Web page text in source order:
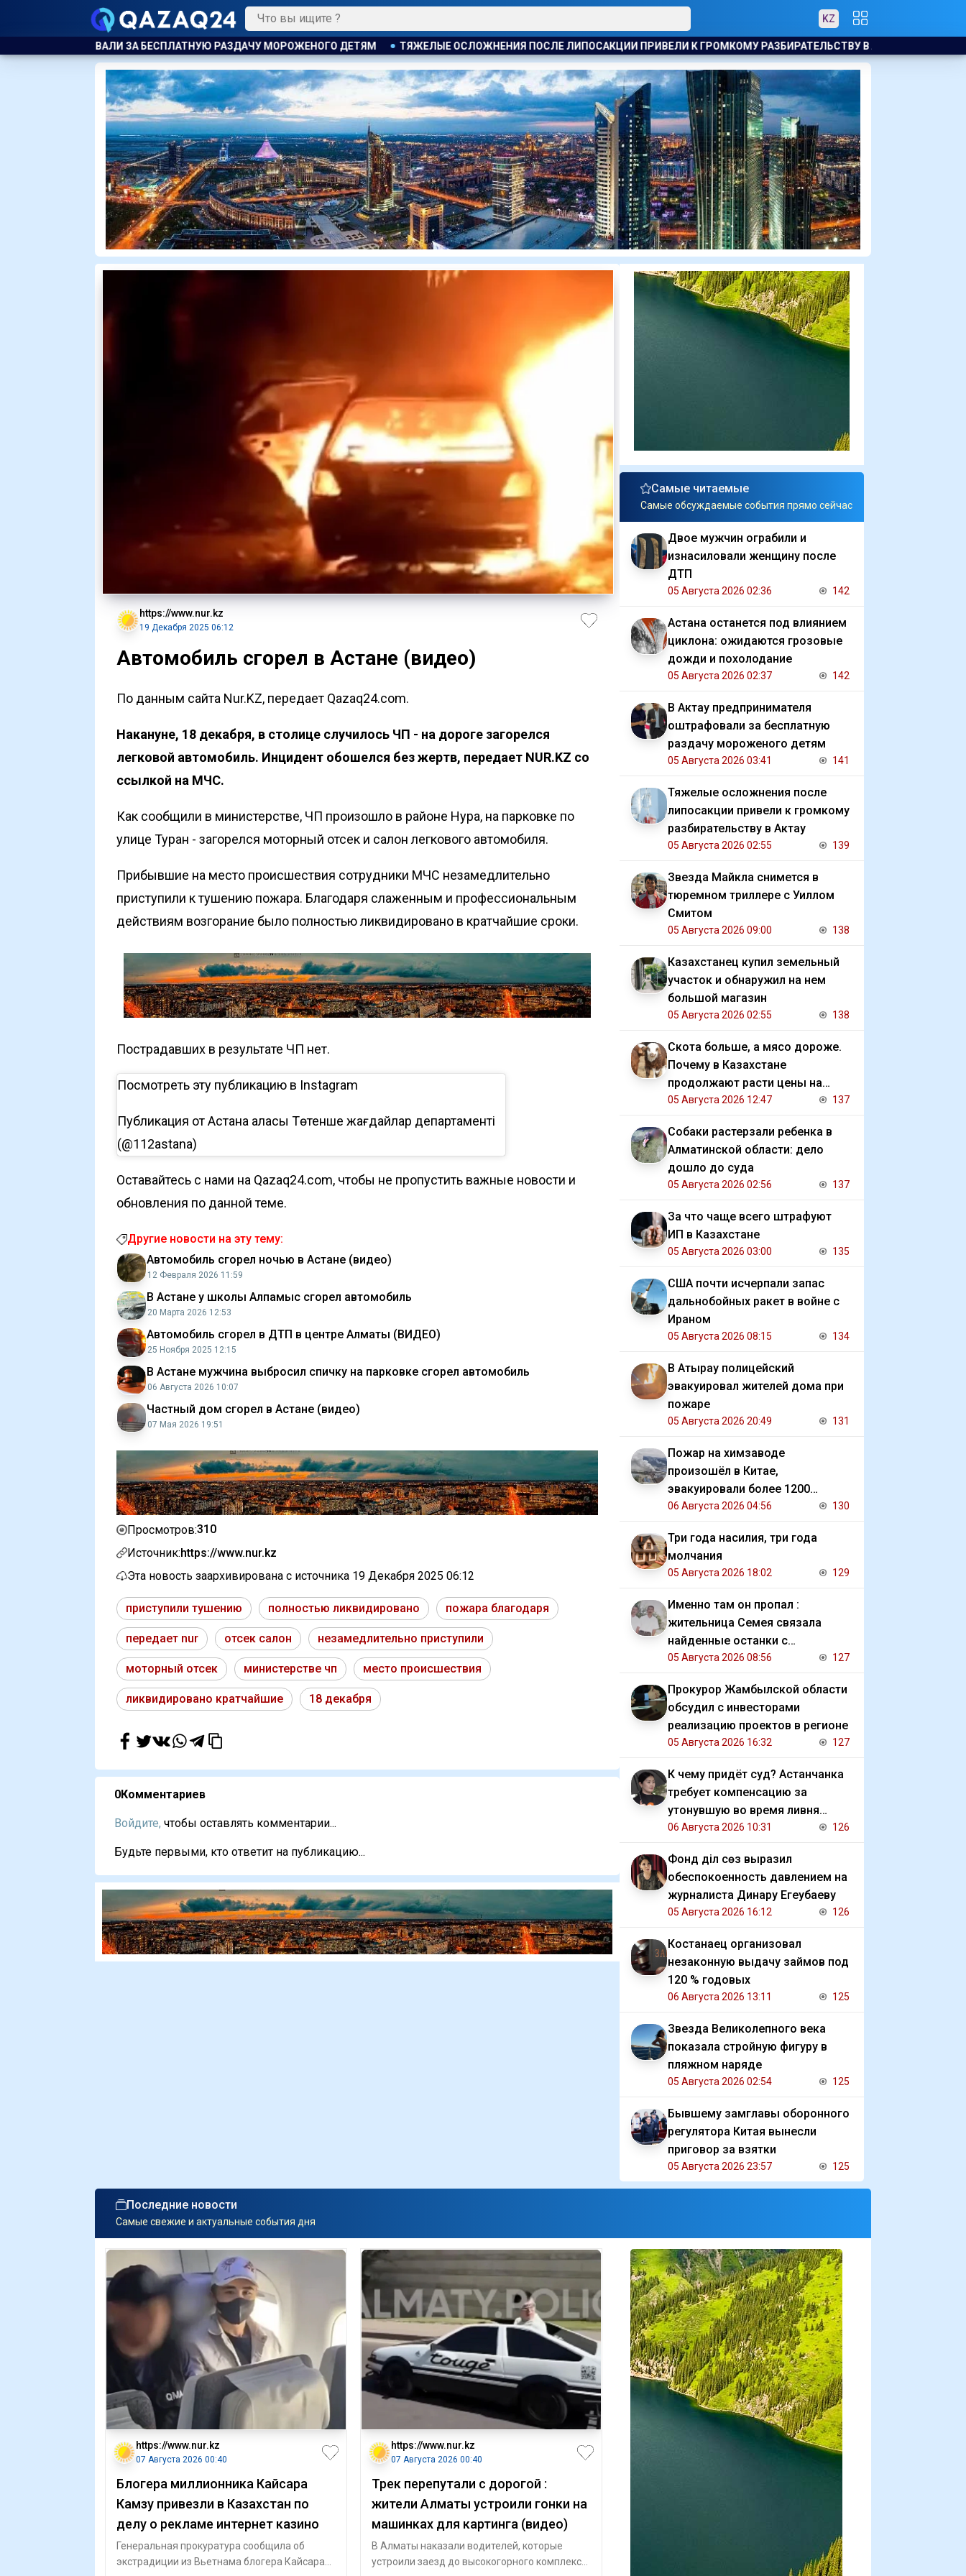
KZ
РАЗДАЧУ МОРОЖЕНОГО ДЕТЯМ ТЯЖЕЛЫЕ ОСЛОЖНЕНИЯ ПОСЛЕ ЛИПОСАКЦИИ ПРИВЕЛИ К ГРОМКОМУ РАЗБИРАТЕЛЬСТВУ В АКТАУ ЗВЕЗДА МАЙКЛА СНИМЕТСЯ В ТЮРЕМНОМ
https://www.nur.kz
19 Декабря 2025 06:12
Автомобиль сгорел в Астане (видео)
По данным сайта Nur.KZ, передает Qazaq24.com.
Накануне, 18 декабря, в столице случилось ЧП - на дороге загорелся
легковой автомобиль. Инцидент обошелся без жертв, передает NUR.KZ со
ссылкой на МЧС.
Как сообщили в министерстве, ЧП произошло в районе Нура, на парковке по
улице Туран - загорелся моторный отсек и салон легкового автомобиля.
Прибывшие на место происшествия сотрудники МЧС незамедлительно
приступили к тушению пожара. Благодаря слаженным и профессиональным
действиям возгорание было полностью ликвидировано в кратчайшие сроки.
Пострадавших в результате ЧП нет.
Посмотреть эту публикацию в Instagram
Публикация от Астана қаласы Төтенше жағдайлар департаменті
(@112astana)
Оставайтесь с нами на Qazaq24.com, чтобы не пропустить важные новости и
обновления по данной теме.
Другие новости на эту тему:
Автомобиль сгорел ночью в Астане (видео)
12 Февраля 2026 11:59
В Астане у школы Алпамыс сгорел автомобиль
20 Марта 2026 12:53
Автомобиль сгорел в ДТП в центре Алматы (ВИДЕО)
25 Ноября 2025 12:15
В Астане мужчина выбросил спичку на парковке сгорел автомобиль
06 Августа 2026 10:07
Частный дом сгорел в Астане (видео)
07 Мая 2026 19:51
Просмотров:310
Источник:https://www.nur.kz
Эта новость заархивирована с источника 19 Декабря 2025 06:12
приступили тушению полностью ликвидировано пожара благодаря
передает nur отсек салон незамедлительно приступили
моторный отсек министерстве чп место происшествия
ликвидировано кратчайшие 18 декабря
0Комментариев
Войдите, чтобы оставлять комментарии...
Будьте первыми, кто ответит на публикацию...
Самые читаемые
Самые обсуждаемые события прямо сейчас
Двое мужчин ограбили и
изнасиловали женщину после
ДТП
05 Августа 2026 02:36 142
Астана останется под влиянием
циклона: ожидаются грозовые
дожди и похолодание
05 Августа 2026 02:37 142
В Актау предпринимателя
оштрафовали за бесплатную
раздачу мороженого детям
05 Августа 2026 03:41 141
Тяжелые осложнения после
липосакции привели к громкому
разбирательству в Актау
05 Августа 2026 02:55 139
Звезда Майкла снимется в
тюремном триллере с Уиллом
Смитом
05 Августа 2026 09:00 138
Казахстанец купил земельный
участок и обнаружил на нем
большой магазин
05 Августа 2026 02:55 138
Скота больше, а мясо дороже.
Почему в Казахстане
продолжают расти цены на
баранину и конину
05 Августа 2026 12:47 137
Собаки растерзали ребенка в
Алматинской области: дело
дошло до суда
05 Августа 2026 02:56 137
За что чаще всего штрафуют
ИП в Казахстане
05 Августа 2026 03:00 135
США почти исчерпали запас
дальнобойных ракет в войне с
Ираном
05 Августа 2026 08:15 134
В Атырау полицейский
эвакуировал жителей дома при
пожаре
05 Августа 2026 20:49 131
Пожар на химзаводе
произошёл в Китае,
эвакуировали более 1200
человек
06 Августа 2026 04:56 130
Три года насилия, три года
молчания
05 Августа 2026 18:02 129
Именно там он пропал :
жительница Семея связала
найденные останки с
исчезновением отца
05 Августа 2026 08:56 127
Прокурор Жамбылской области
обсудил с инвесторами
реализацию проектов в регионе
05 Августа 2026 16:32 127
К чему придёт суд? Астанчанка
требует компенсацию за
утонувшую во время ливня
иномарку
06 Августа 2026 10:31 126
Фонд Әділ сөз выразил
обеспокоенность давлением на
журналиста Динару Егеубаеву
05 Августа 2026 16:12 126
Костанаец организовал
незаконную выдачу займов под
120 % годовых
06 Августа 2026 13:11 125
Звезда Великолепного века
показала стройную фигуру в
пляжном наряде
05 Августа 2026 02:54 125
Бывшему замглавы оборонного
регулятора Китая вынесли
приговор за взятки
05 Августа 2026 23:57 125
Последние новости
Самые свежие и актуальные события дня
https://www.nur.kz
07 Августа 2026 00:40
Блогера миллионника Кайсара
Камзу привезли в Казахстан по
делу о рекламе интернет казино
Генеральная прокуратура сообщила об
экстрадиции из Вьетнама блогера Кайсара
https://www.nur.kz
07 Августа 2026 00:40
Трек перепутали с дорогой :
жители Алматы устроили гонки на
машинках для картинга (видео)
В Алматы наказали водителей, которые
устроили заезд до высокогорного комплекса